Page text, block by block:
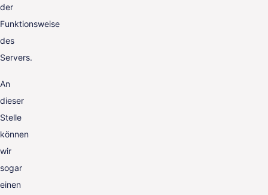
der
Funktionsweise
des
Servers.
An
dieser
Stelle
können
wir
sogar
einen